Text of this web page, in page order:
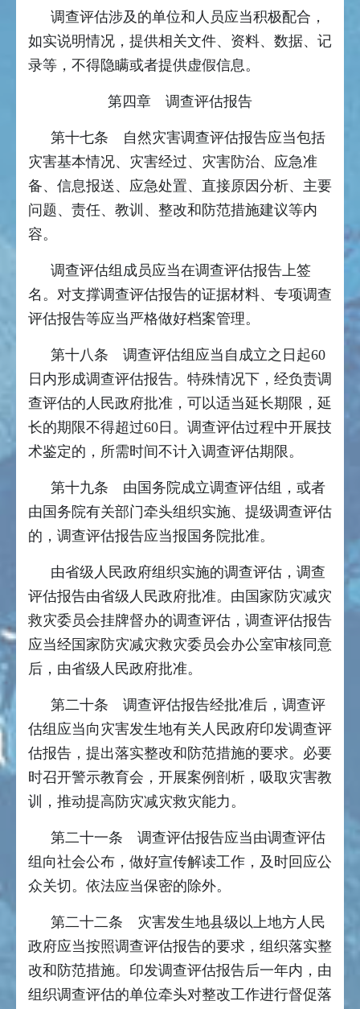
调查评估涉及的单位和人员应当积极配合，
如实说明情况，提供相关文件、资料、数据、记
录等，不得隐瞒或者提供虚假信息。
第四章 调查评估报告
第十七条 自然灾害调查评估报告应当包括
灾害基本情况、灾害经过、灾害防治、应急准
备、信息报送、应急处置、直接原因分析、主要
问题、责任、教训、整改和防范措施建议等内
容。
调查评估组成员应当在调查评估报告上签
名。对支撑调查评估报告的证据材料、专项调查
评估报告等应当严格做好档案管理。
第十八条 调查评估组应当自成立之日起60
日内形成调查评估报告。特殊情况下，经负责调
查评估的人民政府批准，可以适当延长期限，延
长的期限不得超过60日。调查评估过程中开展技
术鉴定的，所需时间不计入调查评估期限。
第十九条 由国务院成立调查评估组，或者
由国务院有关部门牵头组织实施、提级调查评估
的，调查评估报告应当报国务院批准。
由省级人民政府组织实施的调查评估，调查
评估报告由省级人民政府批准。由国家防灾减灾
救灾委员会挂牌督办的调查评估，调查评估报告
应当经国家防灾减灾救灾委员会办公室审核同意
后，由省级人民政府批准。
第二十条 调查评估报告经批准后，调查评
估组应当向灾害发生地有关人民政府印发调查评
估报告，提出落实整改和防范措施的要求。必要
时召开警示教育会，开展案例剖析，吸取灾害教
训，推动提高防灾减灾救灾能力。
第二十一条 调查评估报告应当由调查评估
组向社会公布，做好宣传解读工作，及时回应公
众关切。依法应当保密的除外。
第二十二条 灾害发生地县级以上地方人民
政府应当按照调查评估报告的要求，组织落实整
改和防范措施。印发调查评估报告后一年内，由
组织调查评估的单位牵头对整改工作进行督促落